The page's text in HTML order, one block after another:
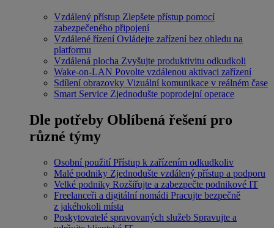
Vzdálený přístup Zlepšete přístup pomocí
zabezpečeného připojení
Vzdálené řízení Ovládejte zařízení bez ohledu na
platformu
Vzdálená plocha Zvyšujte produktivitu odkudkoli
Wake-on-LAN Povolte vzdálenou aktivaci zařízení
Sdílení obrazovky Vizuální komunikace v reálném čase
Smart Service Zjednodušte poprodejní operace
Dle potřeby Oblíbená řešení pro
různé týmy
Osobní použití Přístup k zařízením odkudkoliv
Malé podniky Zjednodušte vzdálený přístup a podporu
Velké podniky Rozšiřujte a zabezpečte podnikové IT
Freelanceři a digitální nomádi Pracujte bezpečně
z jakéhokoli místa
Poskytovatelé spravovaných služeb Spravujte a